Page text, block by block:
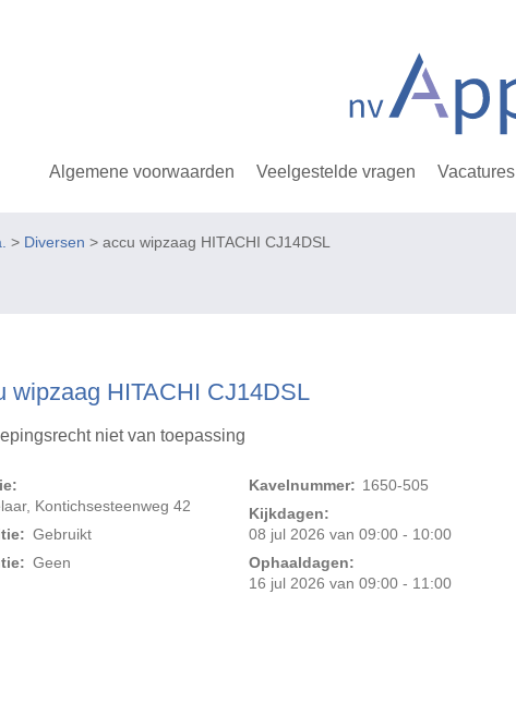
Algemene voorwaarden Veelgestelde vragen Vacatures
> Diversen > accu wipzaag HITACHI CJ14DSL
wipzaag HITACHI CJ14DSL
niet van toepassing
Kontichsesteenweg 42
Gebruikt
Geen
Kavelnummer: 1650-505
Kijkdagen:
08 jul 2026 van 09:00 - 10:00
Ophaaldagen:
16 jul 2026 van 09:00 - 11:00